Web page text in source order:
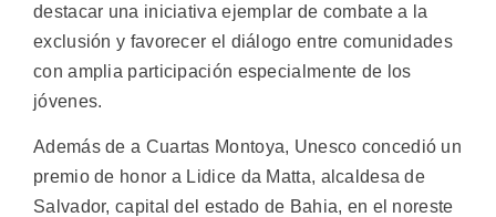
destacar una iniciativa ejemplar de combate a la
exclusión y favorecer el diálogo entre comunidades
con amplia participación especialmente de los
jóvenes.
Además de a Cuartas Montoya, Unesco concedió un
premio de honor a Lidice da Matta, alcaldesa de
Salvador, capital del estado de Bahia, en el noreste